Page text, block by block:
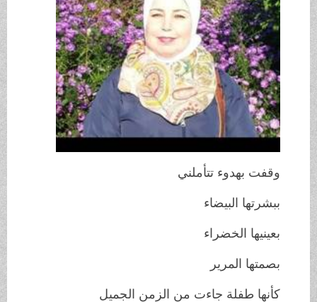
وقفت بهدوء تتأملني
ببشرتها البيضاء
بعينيها الخضراء
بصمتها المرير
كأنها طفلة جاءت من الزمن الجميل